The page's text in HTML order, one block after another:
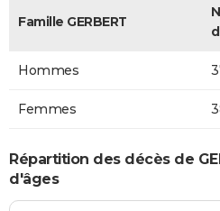
Famille GERBERT
Hommes
Femmes
Répartition des décès de
d'âges